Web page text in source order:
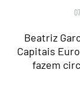
Beatriz
Capitais
fazem